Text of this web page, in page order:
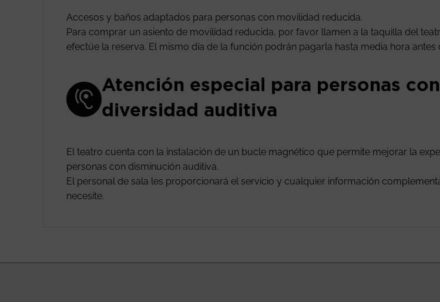
Accesos y baños adaptados para personas con movilidad reducida.
Para comprar un asiento de movilidad reducida, por favor llamen a la taquilla del
efectúe la reserva. El mismo día de la función podrán pagarla hasta media hora antes
Atención especial para personas con
diversidad auditiva
El teatro cuenta con la instalación de un bucle magnético que permite mejorar la
personas con disminución auditiva.
El personal de sala les proporcionará el servicio y cualquier información
necesite.